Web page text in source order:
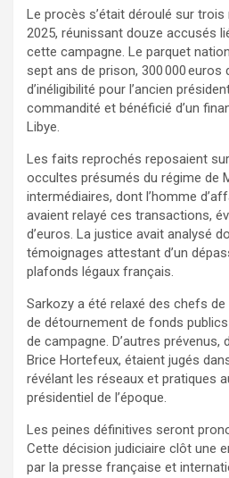
Le procès s’était déroulé sur trois
2025, réunissant douze accusés
cette campagne. Le parquet
sept ans de prison, 300 000 euros
d’inéligibilité pour l’ancien
commandité et bénéficié d’un
Libye.
Les faits reprochés reposaient
occultes présumés du régime de
intermédiaires, dont l’homme
avaient relayé ces transactions,
d’euros. La justice avait analysé
témoignages attestant d’un
plafonds légaux français.
Sarkozy a été relaxé des chefs
de détournement de fonds
de campagne. D’autres prévenus,
Brice Hortefeux, étaient jugés
révélant les réseaux et pratiques
présidentiel de l’époque.
Les peines définitives seront
Cette décision judiciaire clôt une
par la presse française et